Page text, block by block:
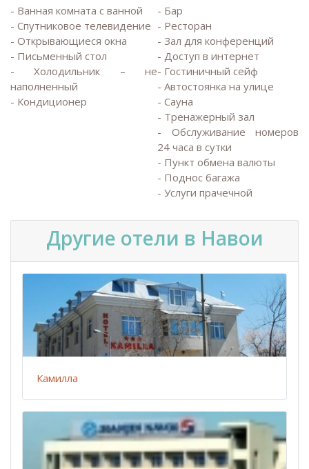
- Ванная комната с ванной
- Спутниковое телевидение
- Открывающиеся окна
- Письменный стол
- Холодильник – не
наполненный
- Кондиционер
- Бар
- Ресторан
- Зал для конференций
- Доступ в интернет
- Гостиничный сейф
- Автостоянка на улице
- Сауна
- Тренажерный зал
- Обслуживание номеров
24 часа в сутки
- Пункт обмена валюты
- Поднос багажа
- Услуги прачечной
Другие отели в Навои
Камилла